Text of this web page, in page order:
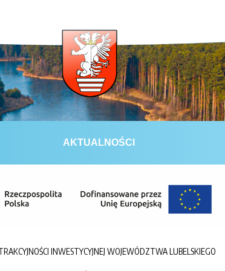
AKTUALNOŚCI
INWESTYCYJNEJ WOJEWÓDZTWA LUBELSKIEGO